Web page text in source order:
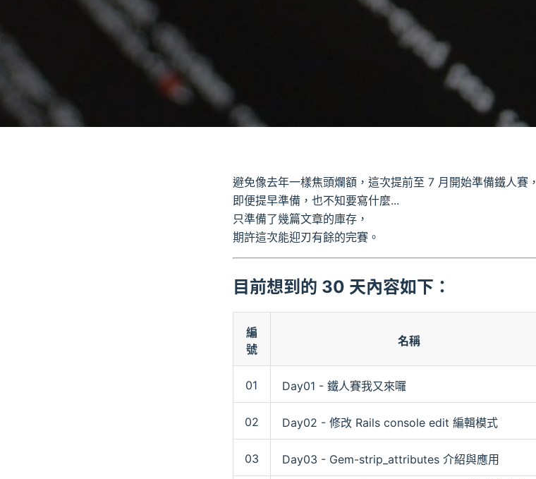
避免像去年一樣焦頭爛額，這次提前至 7 月開始準備鐵人賽，
即便提早準備，也不知要寫什麼...
只準備了幾篇文章的庫存，
期許這次能迎刃有餘的完賽。
目前想到的 30 天內容如下：
編
號
名稱
01 Day01 - 鐵人賽我又來囉
02 Day02 - 修改 Rails console edit 編輯模式
03 Day03 - Gem-strip_attributes 介紹與應用